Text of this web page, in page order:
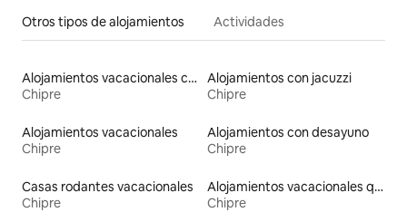
Otros tipos de alojamientos Actividades
Alojamientos vacacionales con entrada y salida de pistas de esquí
Chipre
Alojamientos con jacuzzi
Chipre
Alojamientos vacacionales
Chipre
Alojamientos con desayuno
Chipre
Casas rodantes vacacionales
Chipre
Alojamientos vacacionales que admiten mascotas
Chipre